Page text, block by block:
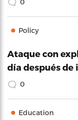
0
Policy
Ataque con
día después de
0
Education